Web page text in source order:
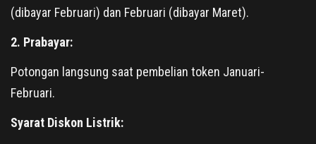
(dibayar Februari) dan Februari (dibayar Maret).
2. Prabayar:
Potongan langsung saat pembelian token Januari-
Februari.
Syarat Diskon Listrik: